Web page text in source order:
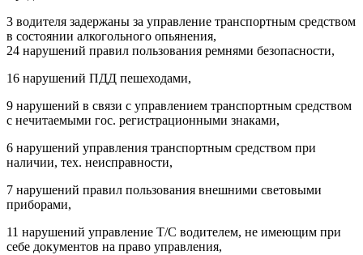
3 водителя задержаны за управление транспортным средством
в состоянии алкогольного опьянения,
24 нарушений правил пользования ремнями безопасности,
16 нарушений ПДД пешеходами,
9 нарушений в связи с управлением транспортным средством
с нечитаемыми гос. регистрационными знаками,
6 нарушений управления транспортным средством при
наличии, тех. неисправности,
7 нарушений правил пользования внешними световыми
приборами,
11 нарушений управление Т/С водителем, не имеющим при
себе документов на право управления,